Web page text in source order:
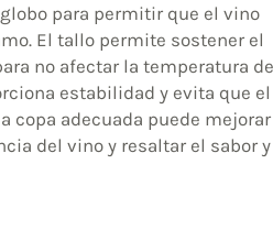
para permitir que el vino
El tallo permite sostener el
no afectar la temperatura
estabilidad y evita que el
copa adecuada puede mejorar
del vino y resaltar el sabor y